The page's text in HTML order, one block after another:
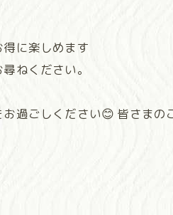
に楽しめます
ねください。
過ごしください😊 皆さまの